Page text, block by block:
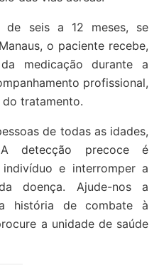
de seis a 12 meses, se
o paciente recebe,
medicação durante a
profissional,
tratamento.
de todas as idades,
detecção precoce é
e interromper a
doença. Ajude-nos a
história de combate à
a unidade de saúde